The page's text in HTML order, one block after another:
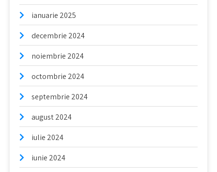
ianuarie 2025
decembrie 2024
noiembrie 2024
octombrie 2024
septembrie 2024
august 2024
iulie 2024
iunie 2024